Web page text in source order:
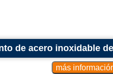
de acero inoxidable